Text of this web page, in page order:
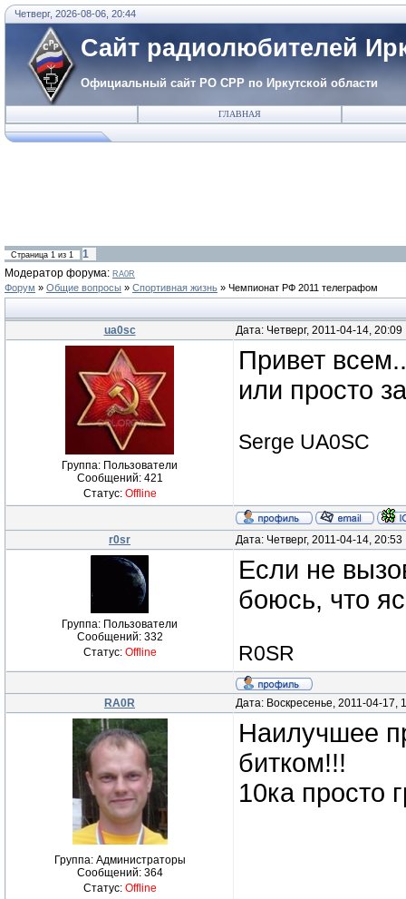
Четверг, 2026-08-06, 20:44
Сайт радиолюбителей
Официальный сайт РО СРР по Иркутской области
ГЛАВНАЯ
Страница 1 из 1
1
Модератор форума: RA0R
Форум » Общие вопросы » Спортивная жизнь » Чемпионат РФ 2011 телеграфом
ua0sc Дата: Четверг, 2011-04-14,
Группа: Пользователи
Сообщений: 421
Статус: Offline
Привет
или просто
Serge UA0SC
r0sr Дата: Четверг, 2011-04-14,
Группа: Пользователи
Сообщений: 332
Статус: Offline
Если не
боюсь, что
R0SR
RA0R Дата: Воскресенье, 2011-04-
Группа: Администраторы
Сообщений: 364
Статус: Offline
Наилучшее
битком!!!
10ка просто